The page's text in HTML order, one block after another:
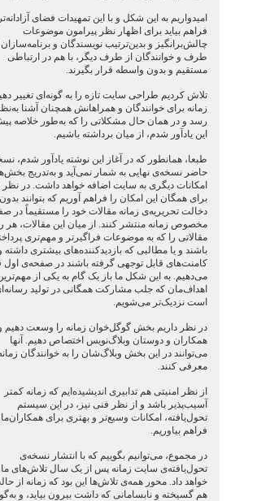
امیدواریم به این شکل و با این تمهیدات فضای
فراهم بیاید برای اظهار نظر پیرامون موضوعات
چالش‌برانگیز و بدین‌ترتیب نویسندگان و
طرف و خوانندگان از طرف دیگر، با هم در ارتباطی
مستقیم و بدون واسطه قرار بگیرند.
تلاش کردیم طراحی سایت تازه را به گونه‌ای تغییر
زمانه برای خوانندگان و همراهانش همچنان آشنا
رسد و در همان حال مشکلاتی را که به‌طور خلاصه
این یادآور شدم، از میان برداشته باشیم.
طبعا، همانطور که در آغاز این نوشته یادآور شدم،
حاضر نسخه‌ی نهایی به شمار نمی‌آید و به‌تدریج
امکانات دیگری به سایت اضافه خواهد داشت. در نظر
برای همگان این امکان را فراهم آوریم که بتوانند بدون
دخالت تحریریه‌ی زمانه مقالات خود را مستقیماً در
مخصوص زمانه منتشر کنند. از میان این مقالات، هر
مقالاتی را که به موضوعات فراگیرتر و مهم‌تری
باشند و یا مطالبی که بازدیدکننده‌های بیشتری داشته
کامنت‌های قابل توجهی گرفته باشند در صفحه‌ی اول
می‌دهیم. به این شکل ما باز یک گام به یکی از
اهداف‌مان که جلب مشارکت همگانی در تولید
است نزدیک‌تر می‌شویم.
در نظر داریم بخش گوگل‌خوان زمانه را وسعت دهیم
همکاران و دوستان وبلاگ‌نویس اختصاص دهیم. آنها
می‌توانند در این بخش وبلاگ‌شان را به خوانندگان
معرفی کنند.
از نظر امنیتی هم تدابیری اندیشیده‌ایم که زمانه کمتر
آسیب‌پذیر باشد و از نظر فنی نیز، در این سیستم
تحول‌یافته، امکانات وسیع‌تر و بهتری برای
فراهم بیاوریم.
در مجموع، می‌توانیم بگوییم که با انتشار نسخه‌ی
تحول‌یافته‌ی سایت زمانه پس از یک سال تلاش‌های ما
خواهد داد. محور همه‌ی تلاش‌ها این بود که زمانه از
هم گسیخته و نابسامانی که داشت بیرون بیاید، و